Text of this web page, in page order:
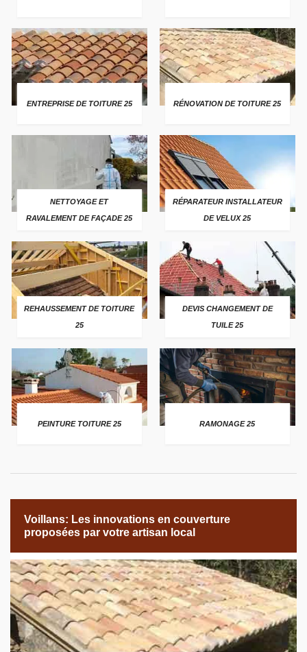
ENTREPRISE DE TOITURE 25 RÉNOVATION DE TOITURE 25
NETTOYAGE ET
RAVALEMENT DE FAÇADE 25
RÉPARATEUR INSTALLATEUR
DE VELUX 25
REHAUSSEMENT DE TOITURE
25
DEVIS CHANGEMENT DE
TUILE 25
PEINTURE TOITURE 25 RAMONAGE 25
Voillans: Les innovations en couverture
proposées par votre artisan local